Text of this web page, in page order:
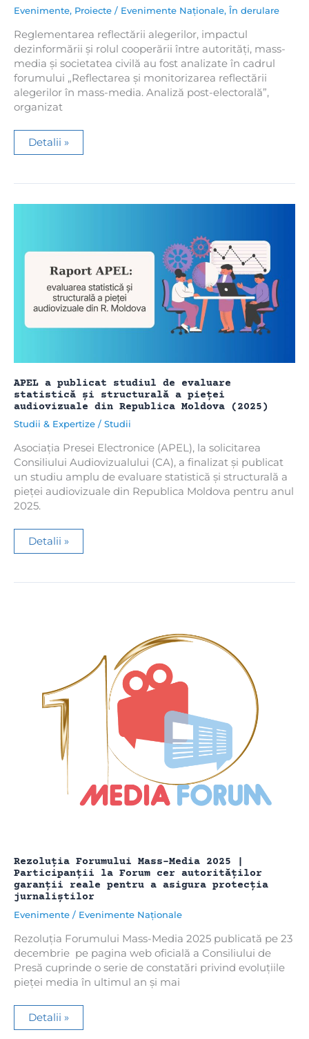
Evenimente, Proiecte / Evenimente Naționale, În derulare
Reglementarea reflectării alegerilor, impactul
dezinformării și rolul cooperării între autorități, mass-
media și societatea civilă au fost analizate în cadrul
forumului „Reflectarea și monitorizarea reflectării
alegerilor în mass-media. Analiză post-electorală”,
organizat
Forum
post-
Chișinău
în
media
Detalii »
APEL a publicat studiul de evaluare
statistică și structurală a pieței
audiovizuale din Republica Moldova (2025)
Studii & Expertize / Studii
Asociația Presei Electronice (APEL), la solicitarea
Consiliului Audiovizualului (CA), a finalizat și publicat
un studiu amplu de evaluare statistică și structurală a
pieței audiovizuale din Republica Moldova pentru anul
2025.
APEL
a
de
(2025)
Detalii »
Rezoluția Forumului Mass-Media 2025 |
Participanții la Forum cer autorităților
garanții reale pentru a asigura protecția
jurnaliștilor
Evenimente / Evenimente Naționale
Rezoluția Forumului Mass-Media 2025 publicată pe 23
decembrie pe pagina web oficială a Consiliului de
Presă cuprinde o serie de constatări privind evoluțiile
pieței media în ultimul an și mai
Rezoluția
Forumului
Detalii »